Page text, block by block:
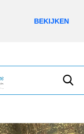
BEKIJKEN